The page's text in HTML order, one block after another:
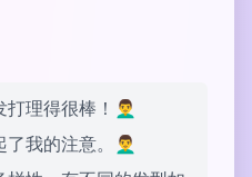
理得很棒！👨‍🦱
我的注意。👨‍🦱